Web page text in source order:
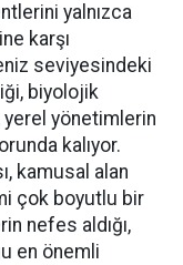
yalnızca
karşı
seviyesindeki
biyolojik
yerel yönetimlerin
kalıyor.
kamusal alan
çok boyutlu bir
nefes aldığı,
en önemli